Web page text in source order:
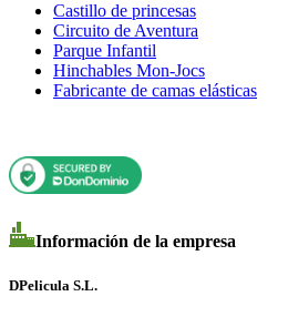
Castillo de princesas
Circuito de Aventura
Parque Infantil
Hinchables Mon-Jocs
Fabricante de camas elásticas
Información de la empresa
DPelicula S.L.